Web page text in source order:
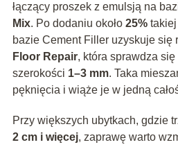
łączący proszek z emulsją na
Mix. Po dodaniu około 25%takiej
bazie Cement Filler uzyskuje się
Floor Repair, która sprawdza
szerokości 1–3 mm. Taka
pęknięcia i wiąże je w jedną
Przy większych ubytkach, gdzie
2 cm i więcej, zaprawę warto